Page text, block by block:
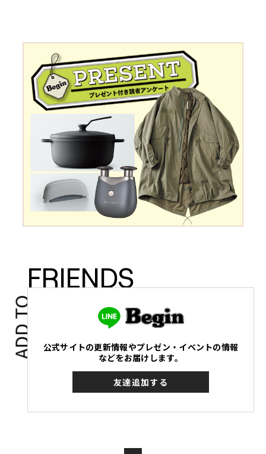
ADD TO
FRIENDS
公式サイトの更新情報やプレゼン・イベントの情報
などをお届けします。
友達追加する